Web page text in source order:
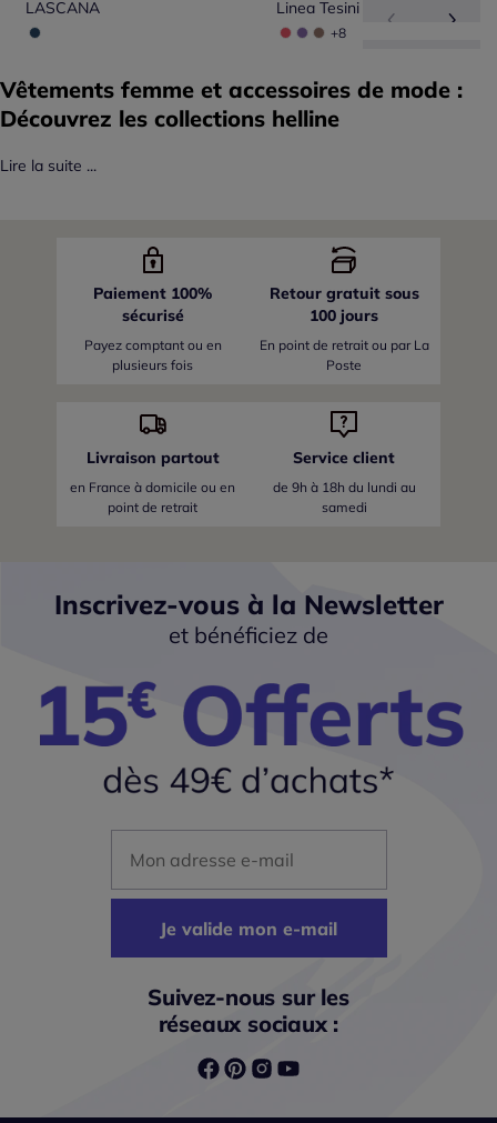
LASCANA Linea Tesini
+8
Vêtements femme et accessoires de mode :
Découvrez les collections helline
Lire la suite ...
Paiement 100%
sécurisé
Payez comptant ou en
plusieurs fois
Retour gratuit sous
100 jours
En point de retrait ou par La
Poste
Livraison partout
en France à domicile ou en
point de retrait
Service client
de 9h à 18h du lundi au
samedi
Inscrivez-vous à la Newsletter
et bénéficiez de
Je valide mon e-mail
Suivez-nous sur les
réseaux sociaux :